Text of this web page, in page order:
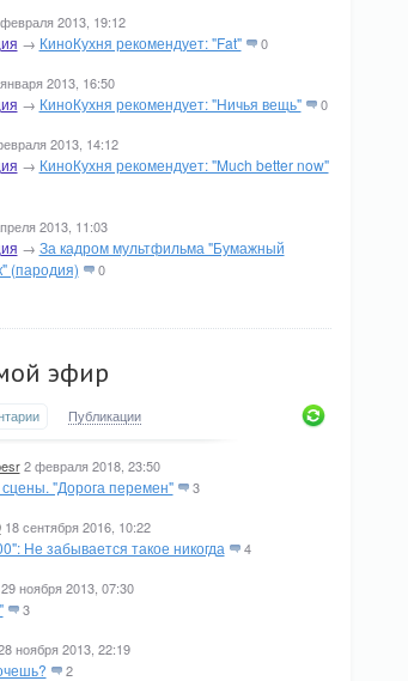
2013, 19:12
→ КиноКухня рекомендует: "Fat" 0
2013, 16:50
→ КиноКухня рекомендует: "Ничья вещь" 0
2013, 14:12
→ КиноКухня рекомендует: "Much better now"
2013, 11:03
→ За кадром мультфильма "Бумажный
(пародия)
0
эфир
Публикации
2 февраля 2018, 23:50
"Дорога перемен" 3
18 сентября 2016, 10:22
Не забывается такое никогда 4
29 ноября 2013, 07:30
3
ноября 2013, 22:19
2